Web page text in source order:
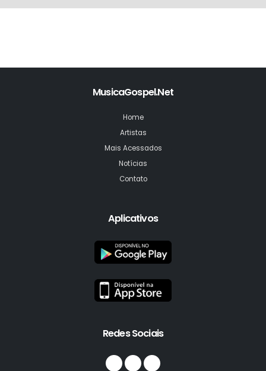
MusicaGospel.Net
Home
Artistas
Mais Acessados
Notícias
Contato
Aplicativos
Redes Sociais